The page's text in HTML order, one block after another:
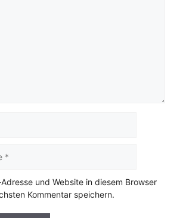
und Website in diesem Browser
Kommentar speichern.